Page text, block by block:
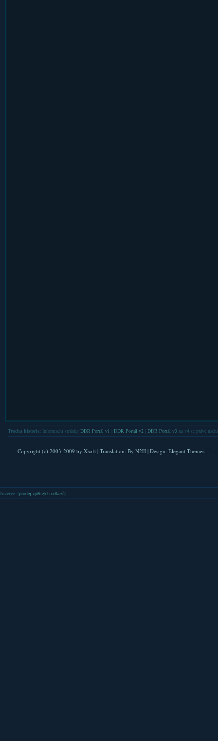
Trocha historie: Informační stránky DDR Portál v1 DDR Portál v2| DDR Portál v3na v4 se právě
Copyright (c) 2003-2009 by Xsoft| Translation: By N2H| Design: Elegant Themes
Inzerce: (prodej zpětných odkazů )